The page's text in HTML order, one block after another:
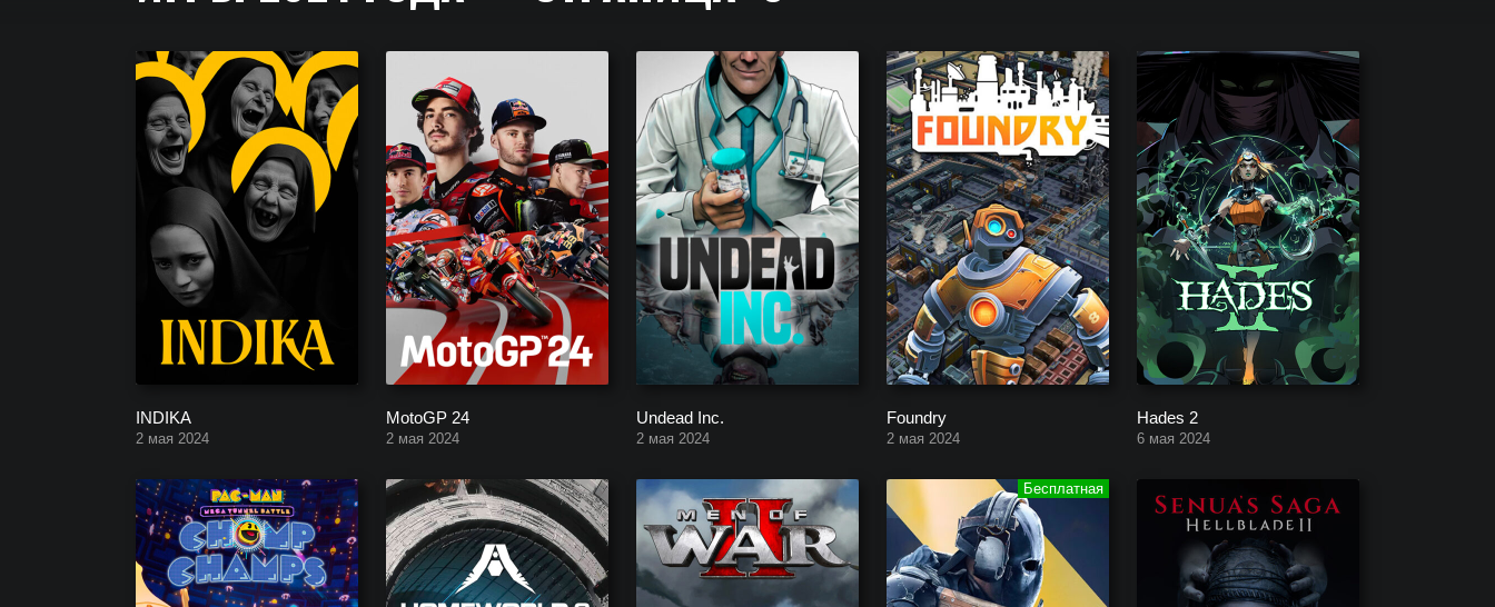
Список игр 2024 года для Компьютера (PC) и Консолей с Января по Декабрь: обзоры, системные требования, рейтинги, скриншоты, трейлеры, геймплей, похожие
INDIKA
2 мая 2024
MotoGP 24
2 мая 2024
Undead Inc.
2 мая 2024
Foundry
2 мая 2024
Hades 2
6 мая 2024